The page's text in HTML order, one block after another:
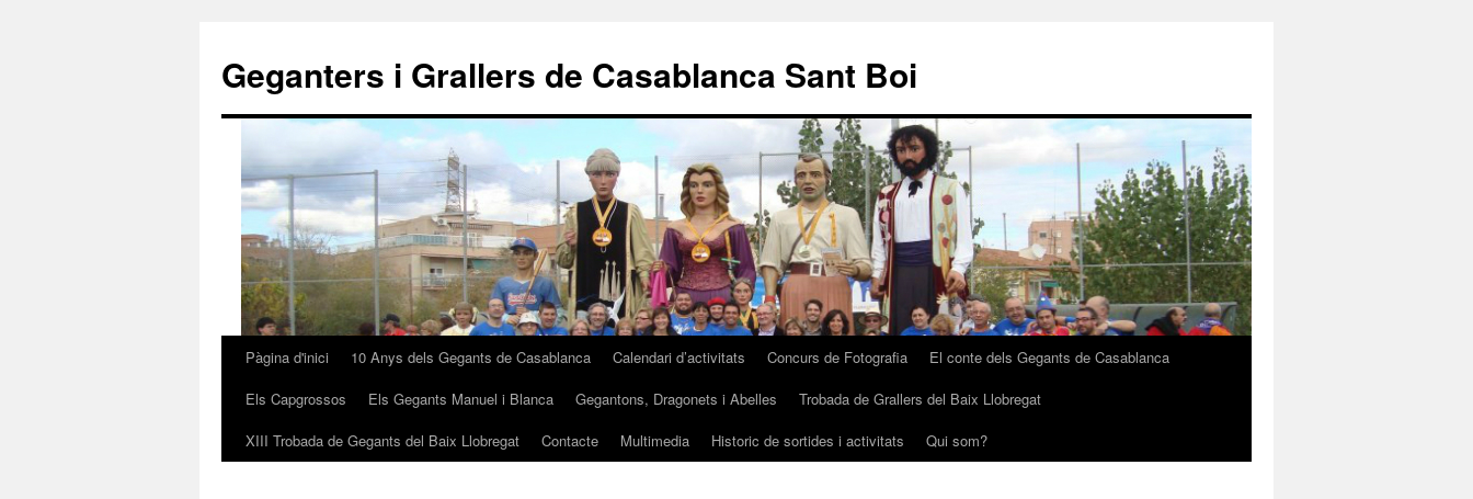
Geganters i Grallers de Casablanca Sant Boi
Vés
contingut
Pàgina d'inici 10 Anys dels Gegants de Casablanca Calendari d’activitats Concurs de Fotografia
El conte dels Gegants de Casablanca
Els Capgrossos
Els Gegants Manuel i Blanca Gegantons, Dragonets i Abelles
Trobada de Grallers del Baix Llobregat
XIII Trobada de Gegants del Baix Llobregat
Contacte Multimedia Historic de sortides i activitats Qui som?